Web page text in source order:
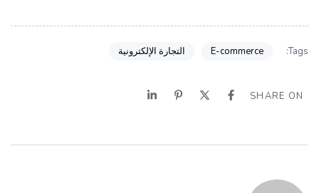
Tags:
E-commerce التجارة الإلكترونية
SHARE ON